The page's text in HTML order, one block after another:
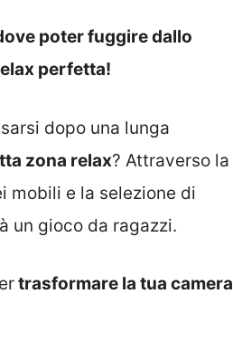
poter fuggire dallo
perfetta!
dopo una lunga
zona relax? Attraverso la
mobili e la selezione di
un gioco da ragazzi.
trasformare la tua camera